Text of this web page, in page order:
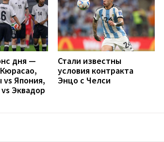
дня —
Япония,
Эквадор
Стали известны
условия контракта
Энцо с Челси